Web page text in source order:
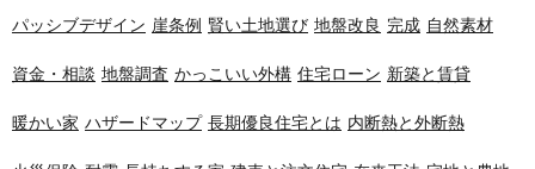
パッシブデザイン 崖条例 賢い土地選び 地盤改良 完成 自然素材
資金・相談 地盤調査 かっこいい外構 住宅ローン 新築と賃貸
暖かい家 ハザードマップ 長期優良住宅とは 内断熱と外断熱